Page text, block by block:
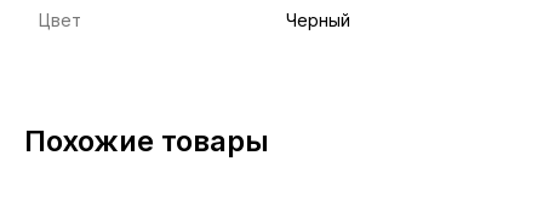
Цвет Черный
Похожие товары